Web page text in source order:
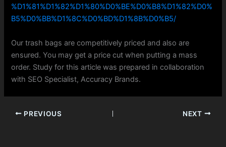
%D1%81%D1%82%D1%80%D0%BE%D0%B8%D1%82%D0%
B5%D0%BB%D1%8C%D0%BD%D1%8B%D0%B5/
Our trash bags are competitively priced and also are
ensured. You may get a price cut when putting a mass
order. Study for this article was prepared in collaboration
with SEO Specialist, Accuracy Brands.
PREVIOUS NEXT